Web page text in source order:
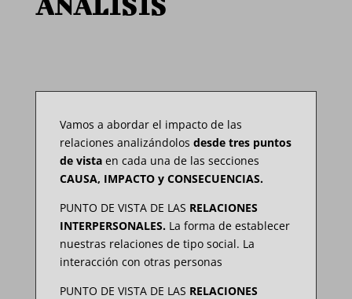
Vamos a abordar el impacto de las
relaciones analizándolos desde tres puntos
de vistaen cada una de las secciones
CAUSA, IMPACTO y CONSECUENCIAS.
PUNTO DE VISTA DE LAS RELACIONES
INTERPERSONALES.La forma de establecer
nuestras relaciones de tipo social. La
interacción con otras personas
PUNTO DE VISTA DE LAS RELACIONES